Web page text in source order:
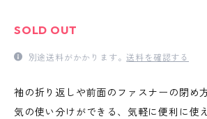
SOLD OUT
別途送料がかかります。送料を確認する
袖の折り返しや前面のファスナーの閉め
気の使い分けができる、気軽に便利に使